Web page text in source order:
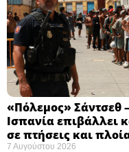
«Πόλεμος» Σάντσεθ
Ισπανία επιβάλλει
σε πτήσεις και
7 Αυγούστου 2026